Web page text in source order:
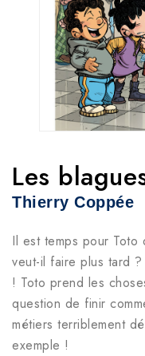
Les
Thierry Coppée
Il est temps pour
veut-il faire plus tard
! Toto prend les
question de finir
métiers terriblement
exemple !